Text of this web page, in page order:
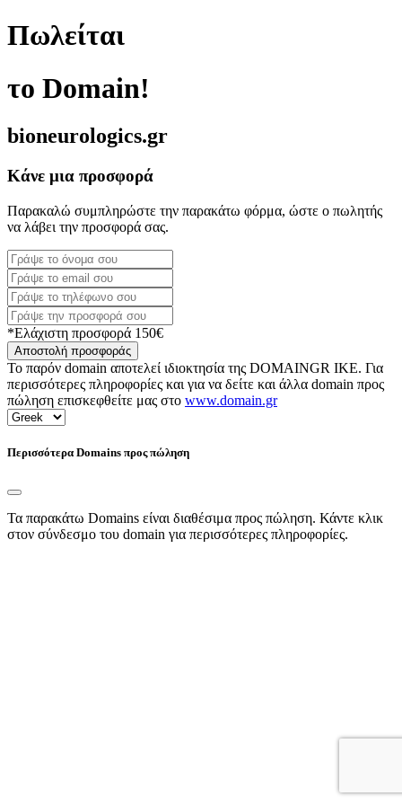
Πωλείται
το Domain!
bioneurologics.gr
Κάνε μια προσφορά
Παρακαλώ συμπληρώστε την παρακάτω φόρμα, ώστε ο πωλητής
να λάβει την προσφορά σας.
*Ελάχιστη προσφορά 150€
Αποστολή προσφοράς
Το παρόν domain αποτελεί ιδιοκτησία της DOMAINGR ΙΚΕ. Για
περισσότερες πληροφορίες και για να δείτε και άλλα domain προς
πώληση επισκεφθείτε μας στο www.domain.gr
Περισσότερα Domains προς πώληση
Τα παρακάτω Domains είναι διαθέσιμα προς πώληση. Κάντε κλικ
στον σύνδεσμο του domain για περισσότερες πληροφορίες.